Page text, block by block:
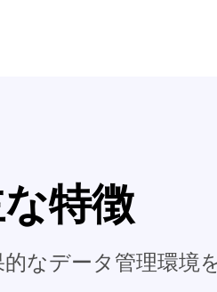
特徴
なデータ管理環境